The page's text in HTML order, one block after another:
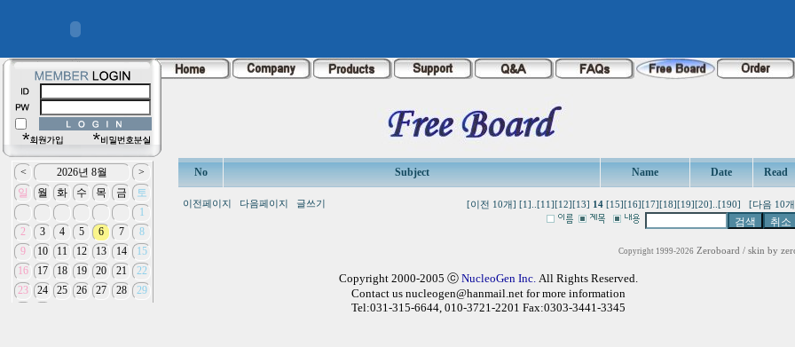
No Subject Name Date Read
이전페이지 다음페이지 글쓰기 [이전 10개] [1] [11] [12] [13] 14 [15] [16] [17] [18] [19] [20] [190] [다음 10
Copyright 1999-2026 Zeroboard / skin by
Copyright 2000-2005 ⓒ NucleoGen Inc. All Rights Reserved.
Contact us nucleogen@hanmail.netfor more information
Tel:031-315-6644, 010-3721-2201 Fax:0303-3441-3345